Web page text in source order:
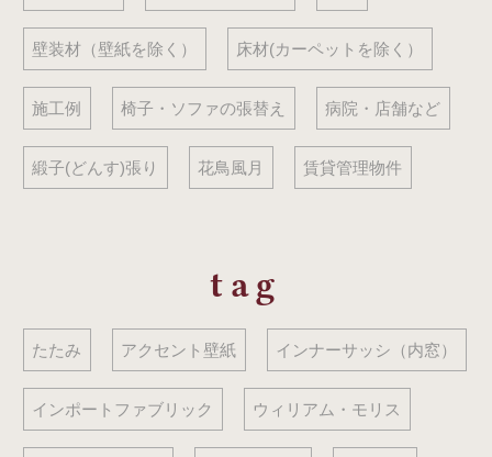
壁装材（壁紙を除く） 床材(カーペットを除く）
施工例 椅子・ソファの張替え 病院・店舗など
緞子(どんす)張り 花鳥風月 賃貸管理物件
tag
たたみ アクセント壁紙 インナーサッシ（内窓）
インポートファブリック ウィリアム・モリス